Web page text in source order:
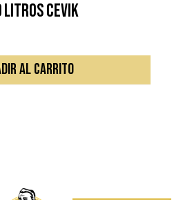
litros CEVIK
AL CARRITO